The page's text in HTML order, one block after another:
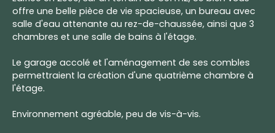
offre une belle pièce de vie spacieuse, un bureau avec
salle d'eau attenante au rez-de-chaussée, ainsi que 3
chambres et une salle de bains à l'étage.
Le garage accolé et l'aménagement de ses combles
permettraient la création d'une quatrième chambre à
l'étage.
Environnement agréable, peu de vis-à-vis.